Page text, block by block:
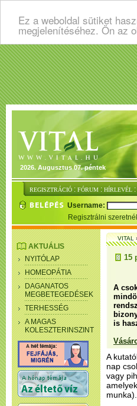
Ez a weboldal sütiket
megjelenítéséhez. Ön az
2026. Augusztus 07. péntek
REGISZTRÁCIÓ : FÓRUM : HÍRLEVÉL :
Username:
Regisztrálni
AKTUÁLIS
NYITÓLAP
HOMEOPÁTIA
DAGANATOS
MEGBETEGEDÉSEK
TERHESSÉG
A MAGAS
KOLESZTERINSZINT
VITAL
15
A
is
A
nap
vagy
munka).